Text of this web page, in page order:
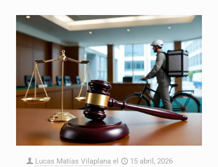
Lucas Matías Vilaplana el 15 abril, 2026